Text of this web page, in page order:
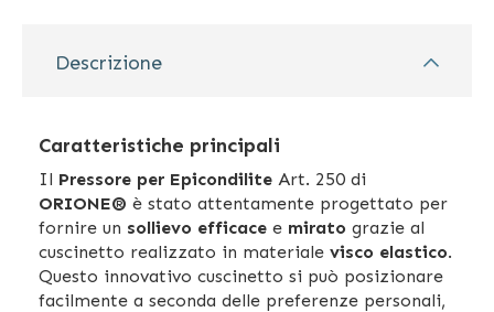
Descrizione
Caratteristiche principali
Il Pressore per Epicondilite Art. 250 di
ORIONE® è stato attentamente progettato per
fornire un sollievo efficace e mirato grazie al
cuscinetto realizzato in materiale visco elastico.
Questo innovativo cuscinetto si può posizionare
facilmente a seconda delle preferenze personali,